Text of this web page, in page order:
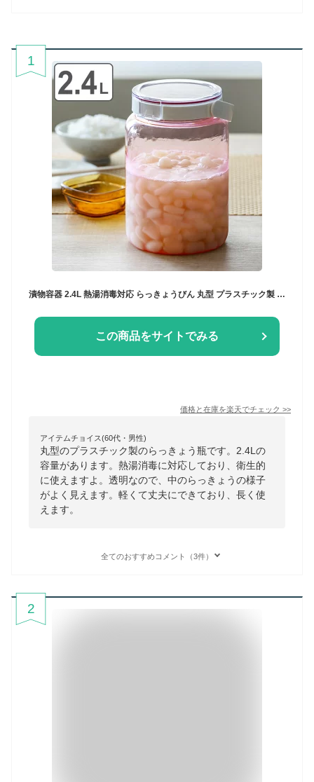
1
漬物容器 2.4L 熱湯消毒対応 らっきょうびん 丸型 プラスチック製 （ 漬け物容器 つけもの容器 野菜漬け 浅漬け 浅漬 容器 らっきょう瓶 らっきょうビン 梅干しびん プラスチック 保存ビン 保存瓶 保存容器 保存びん 軽量 ） 【3980円以上送料無料】
この商品をサイトでみる
価格と在庫を楽天でチェック >>
アイテムチョイス(60代・男性)
丸型のプラスチック製のらっきょう瓶です。2.4Lの
容量があります。熱湯消毒に対応しており、衛生的
に使えますよ。透明なので、中のらっきょうの様子
がよく見えます。軽くて丈夫にできており、長く使
えます。
全てのおすすめコメント（3件）
2